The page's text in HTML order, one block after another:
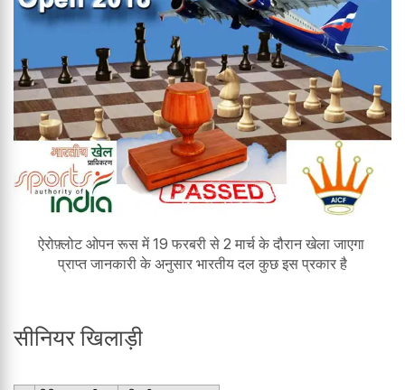
ऐरोफ़्लोट ओपन रूस में 19 फरबरी से 2 मार्च के दौरान खेला जाएगा
प्राप्त जानकारी के अनुसार भारतीय दल कुछ इस प्रकार है
सीनियर खिलाड़ी